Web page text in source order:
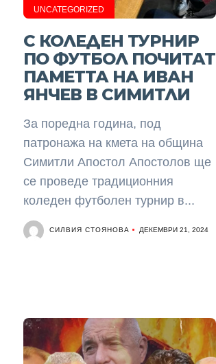
UNCATEGORIZED
С КОЛЕДЕН ТУРНИР
ПО ФУТБОЛ ПОЧИТАТ
ПАМЕТТА НА ИВАН
ЯНЧЕВ В СИМИТЛИ
За поредна година, под
патронажа на кмета на община
Симитли Апостол Апостолов ще
се проведе традиционния
коледен футболен турнир в...
СИЛВИЯ СТОЯНОВА ДЕКЕМВРИ 21, 2024